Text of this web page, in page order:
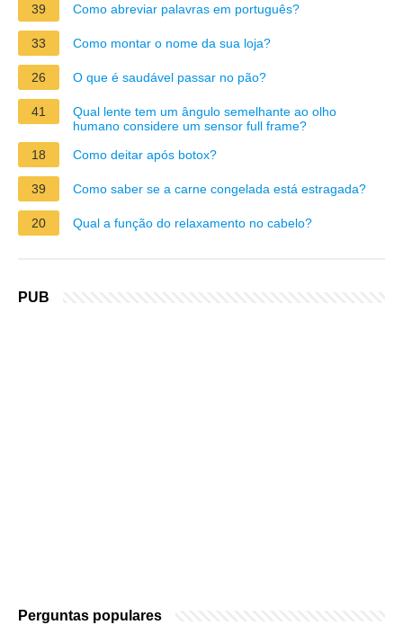
39 Como abreviar palavras em português?
33 Como montar o nome da sua loja?
26 O que é saudável passar no pão?
41
Qual lente tem um ângulo semelhante ao olho
humano considere um sensor full frame?
18
Como deitar após botox?
39 Como saber se a carne congelada está estragada?
20 Qual a função do relaxamento no cabelo?
PUB
Perguntas populares